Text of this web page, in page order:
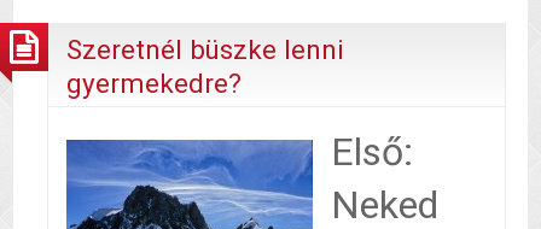
Szeretnél büszke lenni
gyermekedre?
Első:
Neked